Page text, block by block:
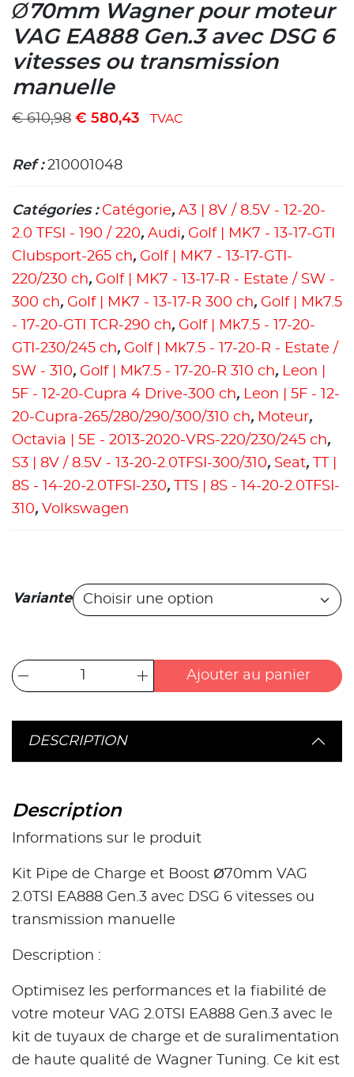
Ø70mm Wagner pour moteur
VAG EA888 Gen.3 avec DSG 6
vitesses ou transmission
manuelle
€610,98 € 580,43 TVAC
Ref :210001048
Catégories : Catégorie, A3 | 8V / 8.5V - 12-20-
2.0 TFSI - 190 / 220, Audi, Golf | MK7 - 13-17-GTI
Clubsport-265 ch, Golf | MK7 - 13-17-GTI-
220/230 ch, Golf | MK7 - 13-17-R - Estate / SW -
300 ch, Golf | MK7 - 13-17-R 300 ch, Golf | Mk7.5
- 17-20-GTI TCR-290 ch, Golf | Mk7.5 - 17-20-
GTI-230/245 ch, Golf | Mk7.5 - 17-20-R - Estate /
SW - 310, Golf | Mk7.5 - 17-20-R 310 ch, Leon |
5F - 12-20-Cupra 4 Drive-300 ch, Leon | 5F - 12-
20-Cupra-265/280/290/300/310 ch, Moteur,
Octavia | 5E - 2013-2020-VRS-220/230/245 ch,
S3 | 8V / 8.5V - 13-20-2.0TFSI-300/310, Seat,
8S - 14-20-2.0TFSI-230,
TTS | 8S - 14-20-2.0TFSI-
310, Volkswagen
Variante
Ajouter au panier
DESCRIPTION
Description
Informations sur le produit
Kit Pipe de Charge et Boost Ø70mm VAG
2.0TSI EA888 Gen.3 avec DSG 6 vitesses ou
transmission manuelle
Description :
Optimisez les performances et la fiabilité de
votre moteur VAG 2.0TSI EA888 Gen.3 avec le
kit de tuyaux de charge et de suralimentation
de haute qualité de Wagner Tuning. Ce kit est